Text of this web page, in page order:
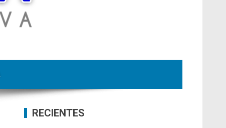
RECIENTES